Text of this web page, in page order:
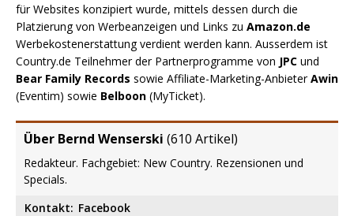
für Websites konzipiert wurde, mittels dessen durch die
Platzierung von Werbeanzeigen und Links zu Amazon.de
Werbekostenerstattung verdient werden kann. Ausserdem ist
Country.de Teilnehmer der Partnerprogramme von JPC und
Bear Family Records sowie Affiliate-Marketing-AnbieterAwin
(Eventim) sowie Belboon (MyTicket).
Über Bernd Wenserski (610 Artikel)
Redakteur. Fachgebiet: New Country. Rezensionen und
Specials.
Kontakt: Facebook